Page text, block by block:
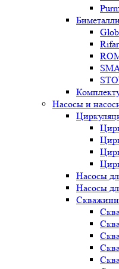
Rifar
Насосы и
Насосы
Насосы